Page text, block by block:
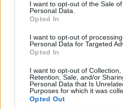
I want to opt-out of the Sale
Personal Data.
Opted In
I want to opt-out of
Personal Data for Targeted
Opted In
I want to opt-out of Collection,
Retention, Sale, and/or
Personal Data that Is
Purposes for which it was
Opted Out
erőltessük!
John Wick - 2. felvonás